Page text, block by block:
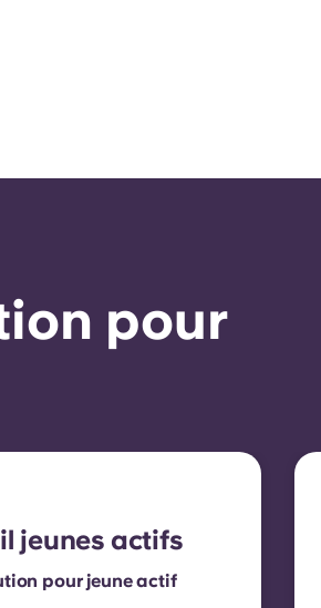
pour
jeunes actifs
pour jeune actif